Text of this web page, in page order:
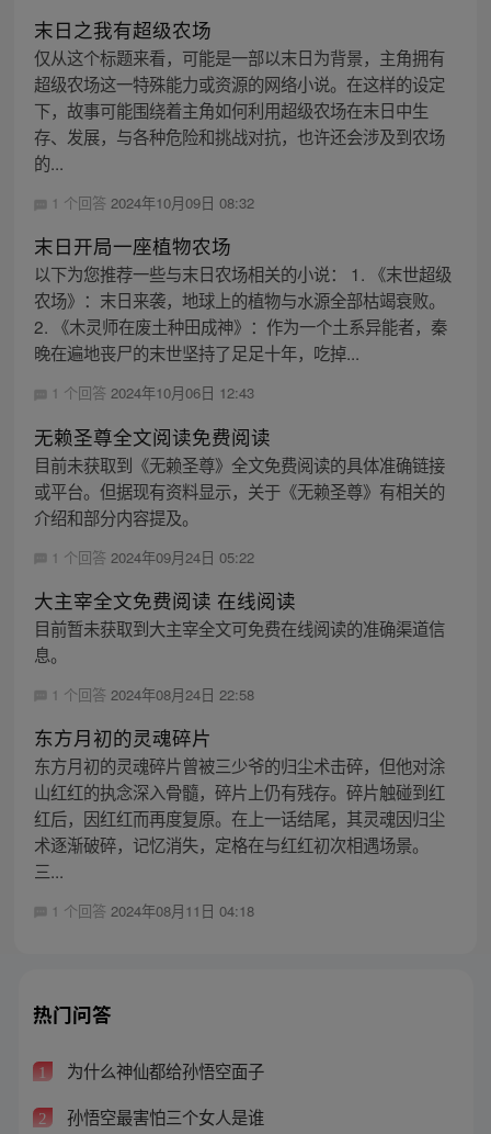
末日之我有超级农场
仅从这个标题来看，可能是一部以末日为背景，主角拥有
超级农场这一特殊能力或资源的网络小说。在这样的设定
下，故事可能围绕着主角如何利用超级农场在末日中生
存、发展，与各种危险和挑战对抗，也许还会涉及到农场
的...
1 个回答 2024年10月09日 08:32
末日开局一座植物农场
以下为您推荐一些与末日农场相关的小说： 1. 《末世超级
农场》：末日来袭，地球上的植物与水源全部枯竭衰败。
2. 《木灵师在废土种田成神》：作为一个土系异能者，秦
晚在遍地丧尸的末世坚持了足足十年，吃掉...
1 个回答 2024年10月06日 12:43
无赖圣尊全文阅读免费阅读
目前未获取到《无赖圣尊》全文免费阅读的具体准确链接
或平台。但据现有资料显示，关于《无赖圣尊》有相关的
介绍和部分内容提及。
1 个回答 2024年09月24日 05:22
大主宰全文免费阅读 在线阅读
目前暂未获取到大主宰全文可免费在线阅读的准确渠道信
息。
1 个回答 2024年08月24日 22:58
东方月初的灵魂碎片
东方月初的灵魂碎片曾被三少爷的归尘术击碎，但他对涂
山红红的执念深入骨髓，碎片上仍有残存。碎片触碰到红
红后，因红红而再度复原。在上一话结尾，其灵魂因归尘
术逐渐破碎，记忆消失，定格在与红红初次相遇场景。
三...
1 个回答 2024年08月11日 04:18
热门问答
1 为什么神仙都给孙悟空面子
2 孙悟空最害怕三个女人是谁